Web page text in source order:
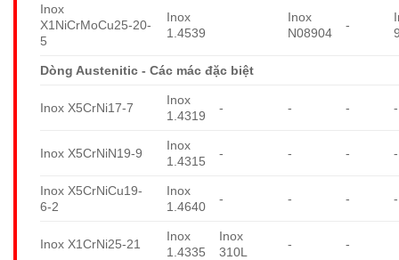
Inox
X1NiCrMoCu25-20-
5
Inox
1.4539
Inox
N08904
-
Dòng Austenitic - Các mác đặc biệt
Inox X5CrNi17-7
Inox
1.4319
- - - -
Inox X5CrNiN19-9
Inox
1.4315
- - - -
Inox X5CrNiCu19-
6-2
Inox
1.4640
- - - -
Inox X1CrNi25-21
Inox
1.4335
Inox
310L
- -